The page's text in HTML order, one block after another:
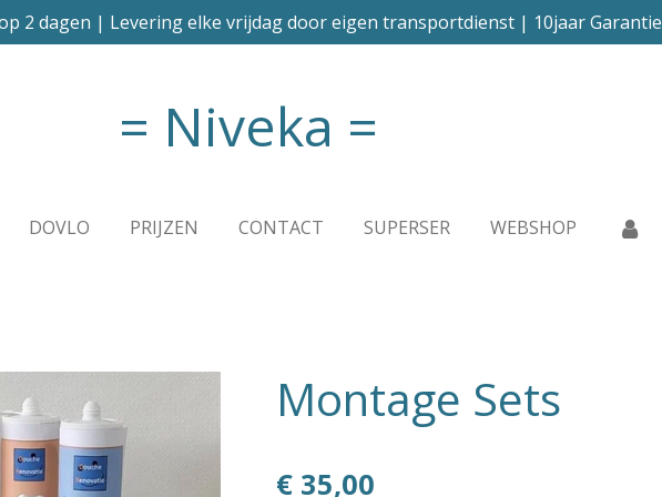
2 dagen | Levering elke vrijdag door eigen transportdienst | 10jaar Garantie
= Niveka =
DOVLO PRIJZEN CONTACT SUPERSER WEBSHOP
Montage Sets
€ 35,00